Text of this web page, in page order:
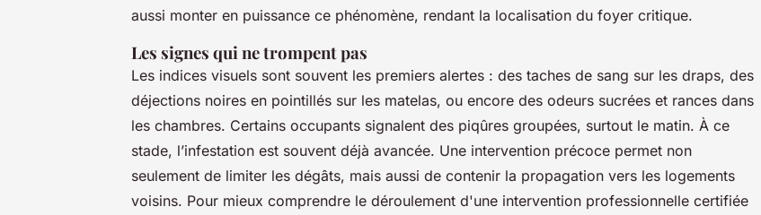
aussi monter en puissance ce phénomène, rendant la localisation du foyer critique.
Les signes qui ne trompent pas
Les indices visuels sont souvent les premiers alertes : des taches de sang sur les draps, des
déjections noires en pointillés sur les matelas, ou encore des odeurs sucrées et rances dans
les chambres. Certains occupants signalent des piqûres groupées, surtout le matin. À ce
stade, l’infestation est souvent déjà avancée. Une intervention précoce permet non
seulement de limiter les dégâts, mais aussi de contenir la propagation vers les logements
voisins. Pour mieux comprendre le déroulement d'une intervention professionnelle certifiée